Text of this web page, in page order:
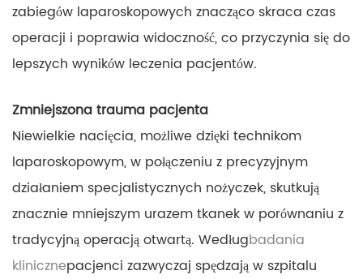
zabiegów laparoskopowych znacząco skraca czas
operacji i poprawia widoczność, co przyczynia się do
lepszych wyników leczenia pacjentów.
Zmniejszona trauma pacjenta
Niewielkie nacięcia, możliwe dzięki technikom
laparoskopowym, w połączeniu z precyzyjnym
działaniem specjalistycznych nożyczek, skutkują
znacznie mniejszym urazem tkanek w porównaniu z
tradycyjną operacją otwartą. Wedługbadania
klinicznepacjenci zazwyczaj spędzają w szpitalu